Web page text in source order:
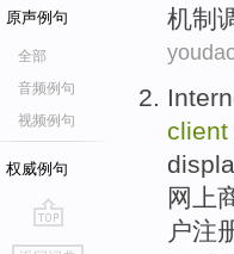
原声例句
全部
音频例句
视频例句
权威例句
go
机制
client
网上
户注